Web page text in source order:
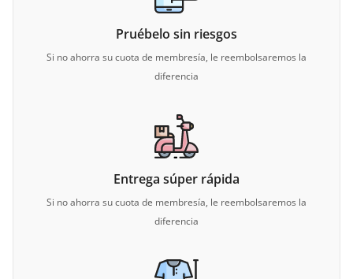
Pruébelo sin riesgos
Si no ahorra su cuota de membresía, le reembolsaremos la
diferencia
Entrega súper rápida
Si no ahorra su cuota de membresía, le reembolsaremos la
diferencia